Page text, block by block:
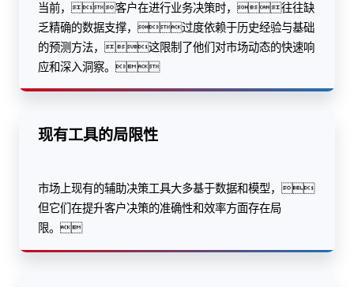
当前，客户在进行业务决策时，往往缺
乏精确的数据支撑，过度依赖于历史经验与基础
的预测方法，这限制了他们对市场动态的快速响
应和深入洞察。
现有工具的局限性
市场上现有的辅助决策工具大多基于数据和模型，
但它们在提升客户决策的准确性和效率方面存在局
限。